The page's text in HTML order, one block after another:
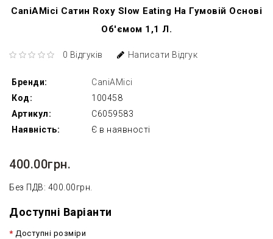
CaniAMici Сатин Roxy Slow Eating На Гумовій Основі
Об'ємом 1,1 Л.
0 Відгуків Написати Відгук
Бренди:
CaniAMici
Код:
100458
Артикул:
C6059583
Наявність:
Є в наявності
400.00грн.
Без ПДВ: 400.00грн.
Доступні Варіанти
Доступні розміри